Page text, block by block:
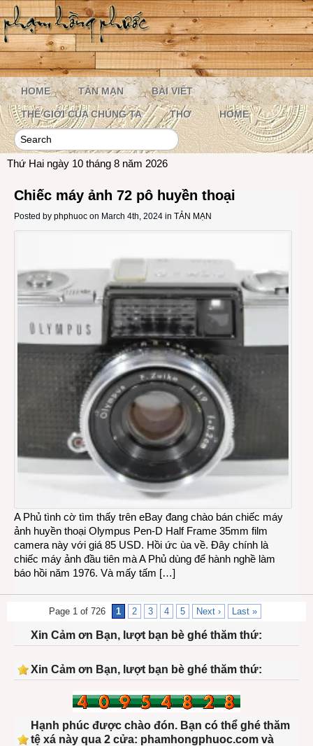
HOME TẢN MẠN BÀI VIẾT
THẾ GIỚI CỦA CHÚNG TA THƠ HOME
Thứ Hai ngày 10 tháng 8 năm 2026
Chiếc máy ảnh 72 pô huyền thoại
Posted by phphuoc on March 4th, 2024 in TẢN MẠN
A Phủ tình cờ tìm thấy trên eBay đang chào bán chiếc máy
ảnh huyền thoại Olympus Pen-D Half Frame 35mm film
camera này với giá 85 USD. Hồi ức ùa về. Đây chính là
chiếc máy ảnh đầu tiên mà A Phủ dùng để hành nghề làm
báo hồi năm 1976. Và mấy tấm […]
Page 1 of 726 1 2 3 4 5 Next › Last »
Xin Cảm ơn Bạn, lượt bạn bè ghé thăm thứ:
Xin Cảm ơn Bạn, lượt bạn bè ghé thăm thứ:
Hạnh phúc được chào đón. Bạn có thể ghé thăm
tệ xá này qua 2 cửa: phamhongphuoc.com và